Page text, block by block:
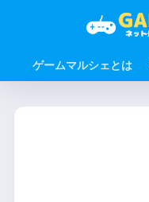
ゲームマルシェとは